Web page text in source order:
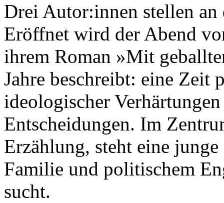
Drei Autor:innen stellen
Eröffnet wird der Abend
ihrem Roman »Mit
Jahre beschreibt: eine Zeit
ideologischer
Entscheidungen. Im
Erzählung, steht eine
Familie und politischem
sucht.